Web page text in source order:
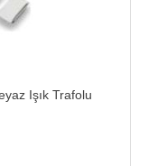
Işık Trafolu